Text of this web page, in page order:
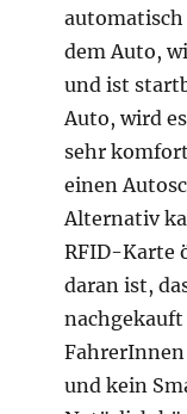
dem Auto,
und ist
Auto, wird
sehr
einen
Alternativ
RFID-Karte
daran ist,
und kein